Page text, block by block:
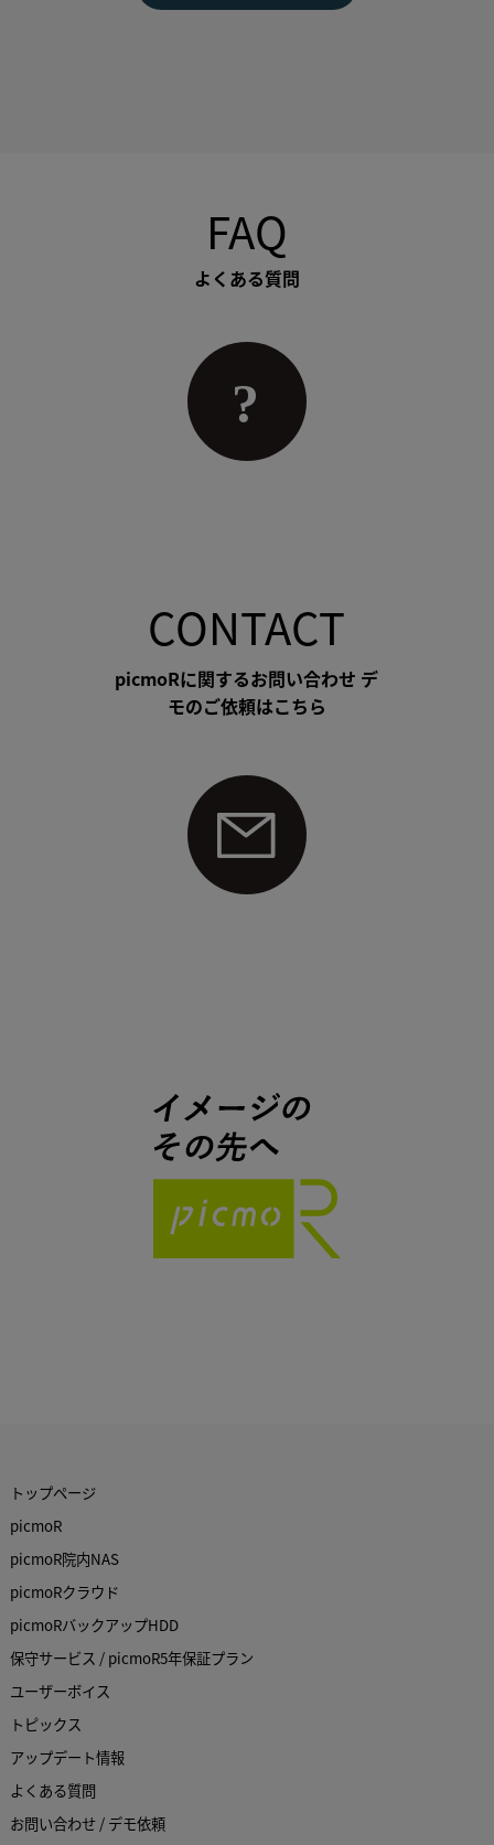
FAQ
よくある質問
CONTACT
picmoRに関するお問い合わせ デ
モのご依頼はこちら
トップページ
picmoR
picmoR院内NAS
picmoRクラウド
picmoRバックアップHDD
保守サービス / picmoR5年保証プラン
ユーザーボイス
トピックス
アップデート情報
よくある質問
お問い合わせ / デモ依頼